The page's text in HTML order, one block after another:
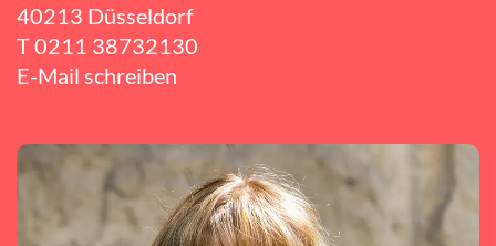
40213 Düsseldorf
T0211 38732130
E-Mail schreiben